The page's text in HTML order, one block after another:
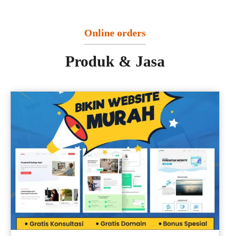
Online orders
Produk & Jasa